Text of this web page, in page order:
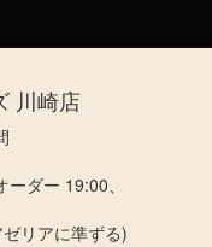
川崎店
ーダー 19:00、
リアに準ずる)